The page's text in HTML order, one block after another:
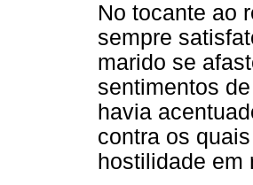
No tocante ao
sempre
marido se
sentimentos
havia
contra os
hostilidade em